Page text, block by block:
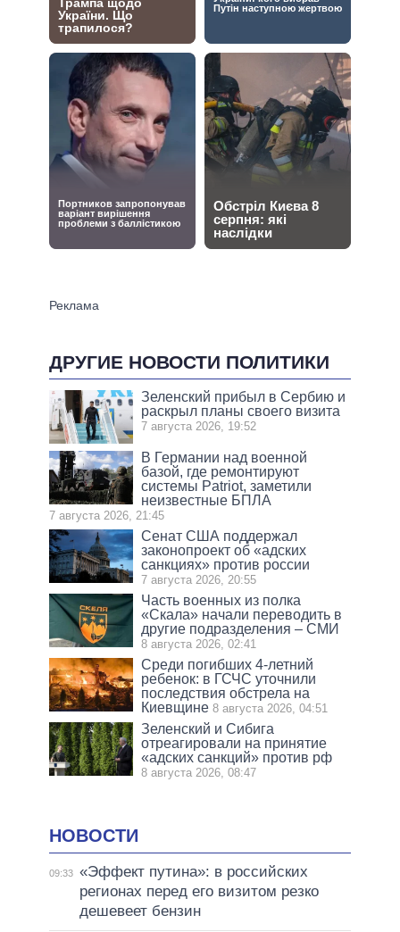
ДРУГИЕ НОВОСТИ ПОЛИТИКИ
Зеленский прибыл в Сербию и
раскрыл планы своего визита
7 августа 2026, 19:52
В Германии над военной
базой, где ремонтируют
системы Patriot, заметили
неизвестные БПЛА
7 августа 2026, 21:45
Сенат США поддержал
законопроект об «адских
санкциях» против россии
7 августа 2026, 20:55
Часть военных из полка
«Скала» начали переводить в
другие подразделения – СМИ
8 августа 2026, 02:41
Среди погибших 4-летний
ребенок: в ГСЧС уточнили
последствия обстрела на
Киевщине 8 августа 2026, 04:51
Зеленский и Сибига
отреагировали на принятие
«адских санкций» против рф
8 августа 2026, 08:47
НОВОСТИ
09:33 «Эффект путина»: в российских
регионах перед его визитом резко
дешевеет бензин